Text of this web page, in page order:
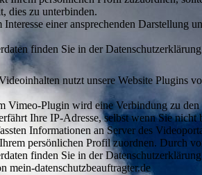
dies zu unterbinden.
einer ansprechenden Darstellung
finden Sie in der
nutzt unsere Website Plugins
Vimeo-Plugin wird eine Verbindung zu
Ihre IP-Adresse, selbst wenn Sie
Informationen an Server des
persönlichen Profil zuordnen. Durch
finden Sie in der
mein-datenschutzbeauftragter.de